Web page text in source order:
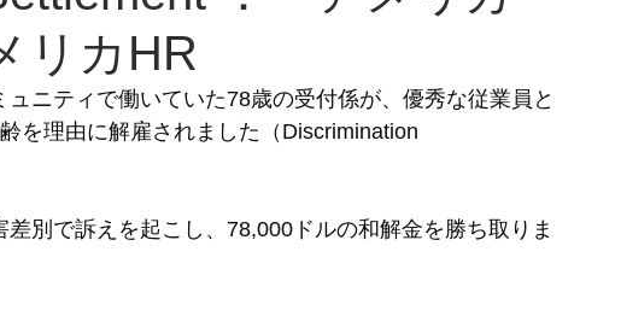
リカHR
ニティで働いていた78歳の受付係が、優秀な従業員と
を理由に解雇されました（Discrimination
別で訴えを起こし、78,000ドルの和解金を勝ち取りま